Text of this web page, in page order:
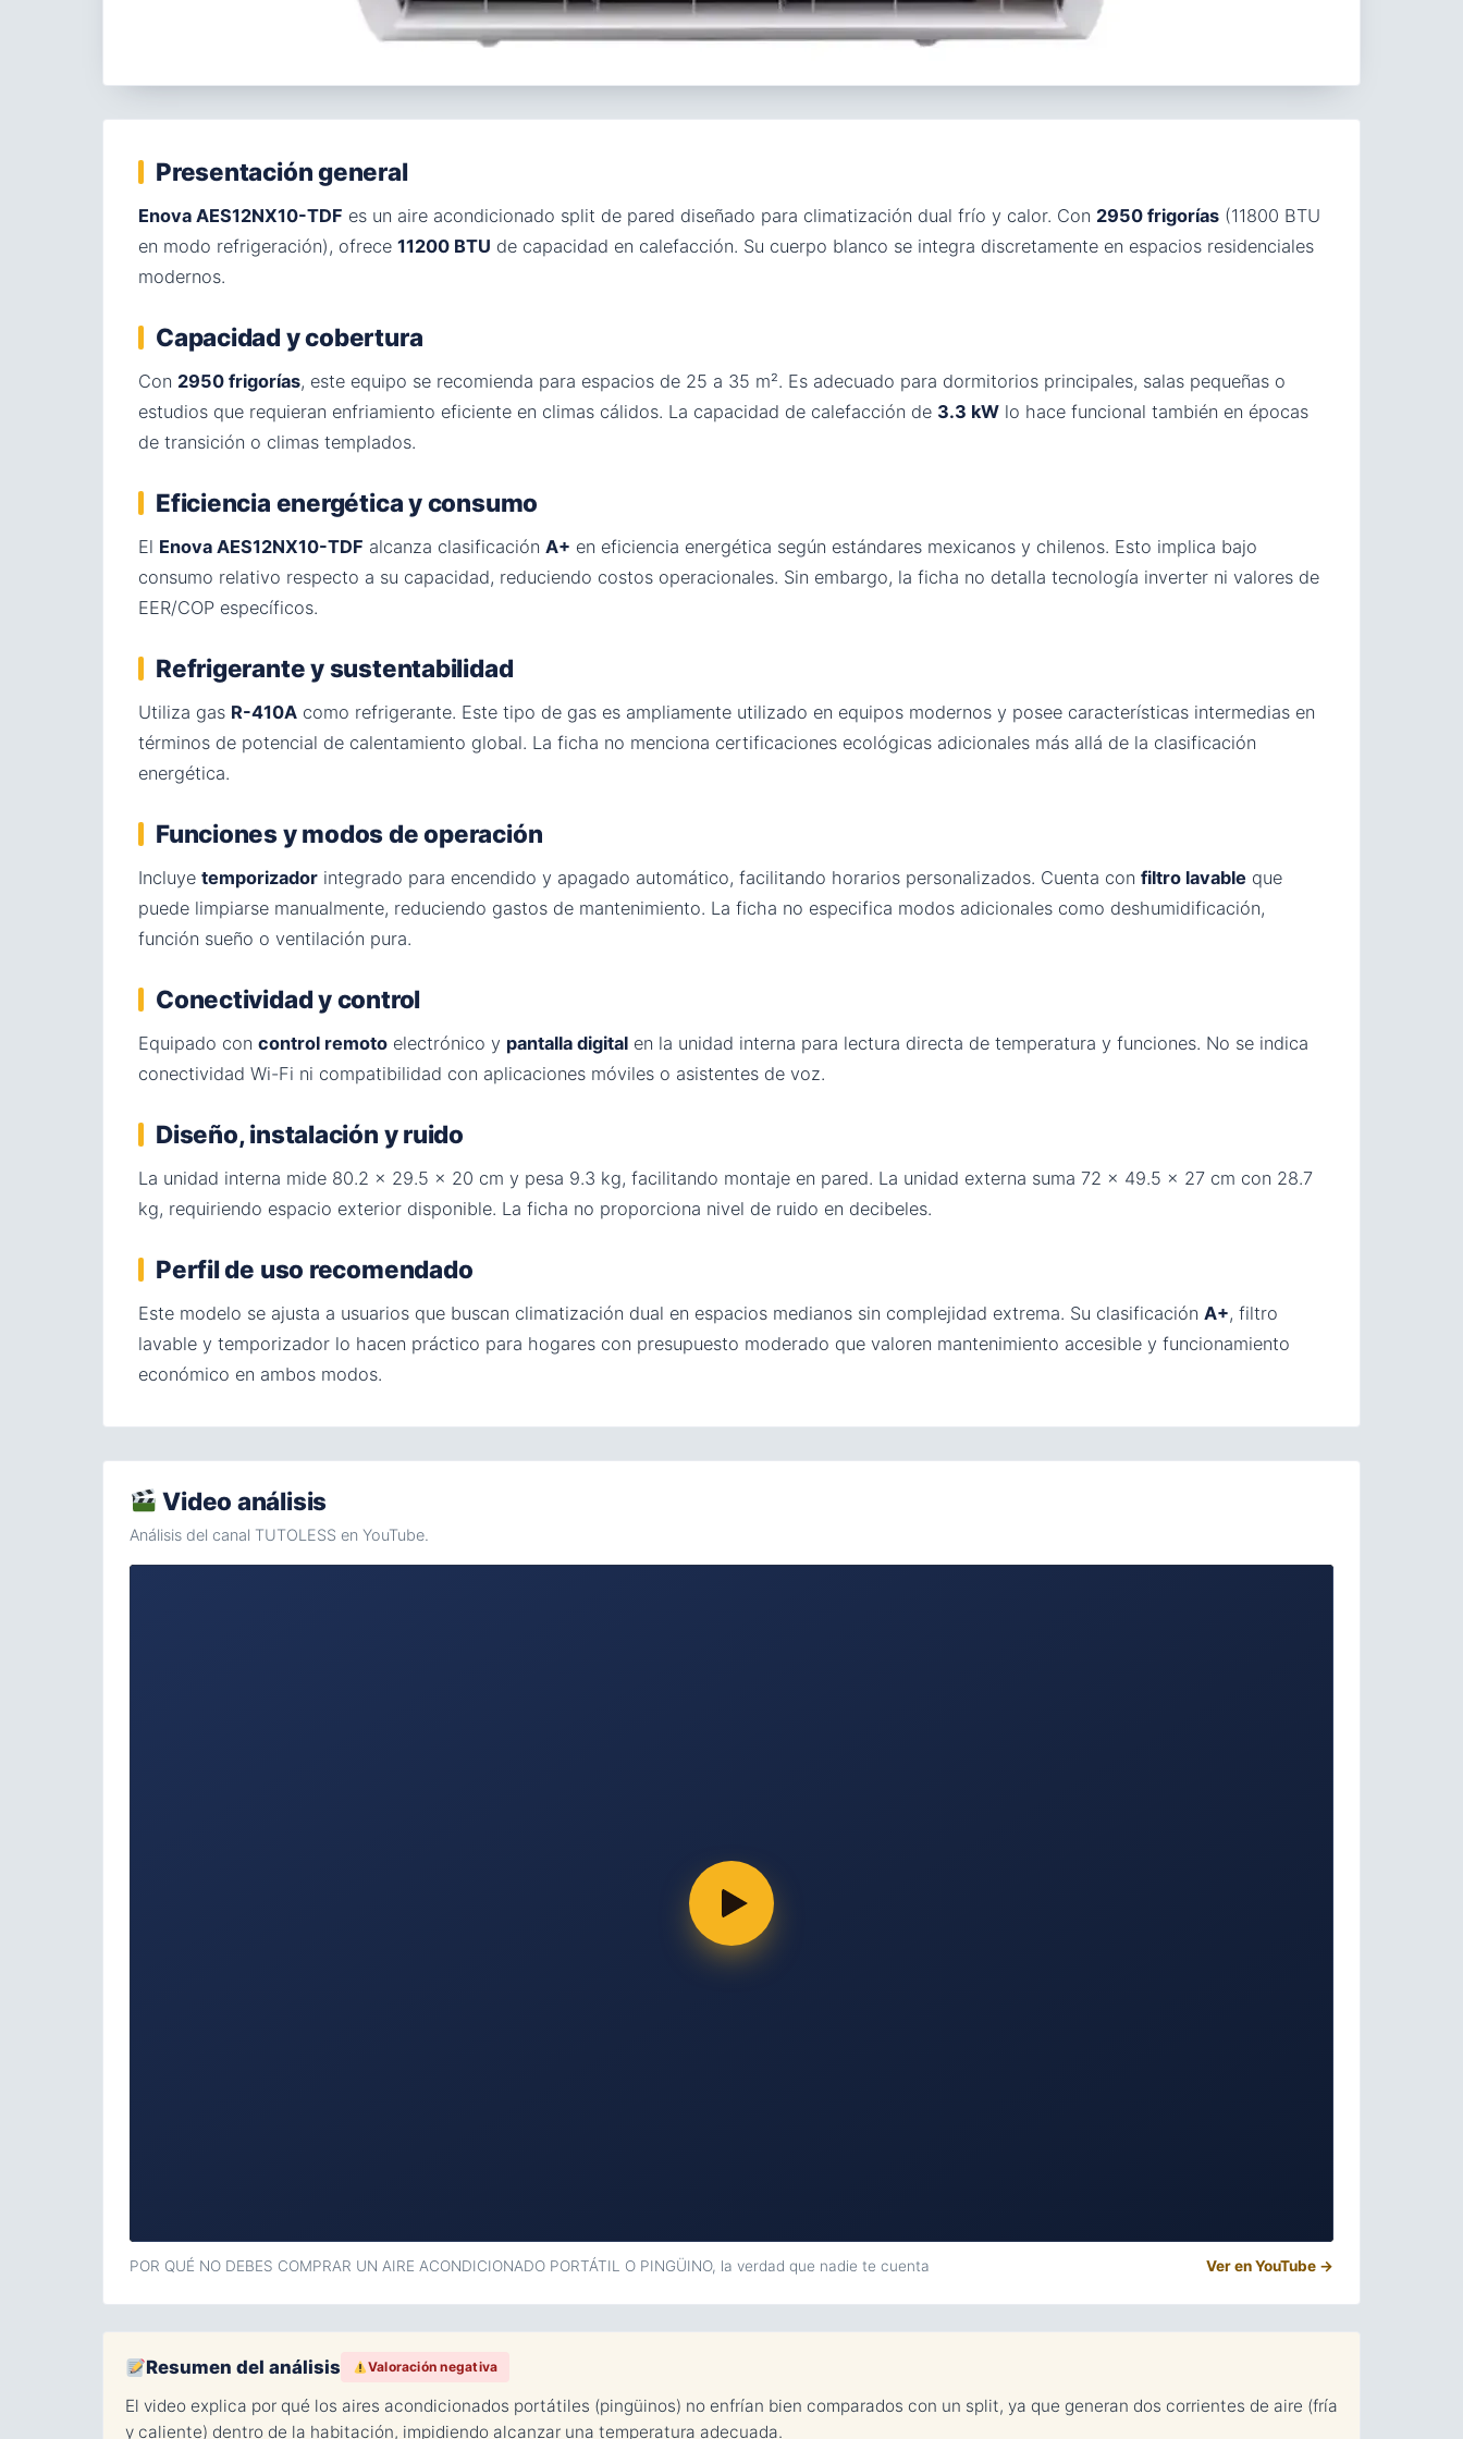
Presentación general
Enova AES12NX10-TDF es un aire acondicionado split de pared diseñado para climatización dual frío y calor. Con 2950 frigorías (11800 BTU
en modo refrigeración), ofrece 11200 BTU de capacidad en calefacción. Su cuerpo blanco se integra discretamente en espacios residenciales
modernos.
Capacidad y cobertura
Con 2950 frigorías, este equipo se recomienda para espacios de 25 a 35 m². Es adecuado para dormitorios principales, salas pequeñas o
estudios que requieran enfriamiento eficiente en climas cálidos. La capacidad de calefacción de 3.3 kW lo hace funcional también en épocas
de transición o climas templados.
Eficiencia energética y consumo
El Enova AES12NX10-TDF alcanza clasificación A+ en eficiencia energética según estándares mexicanos y chilenos. Esto implica bajo
consumo relativo respecto a su capacidad, reduciendo costos operacionales. Sin embargo, la ficha no detalla tecnología inverter ni valores de
EER/COP específicos.
Refrigerante y sustentabilidad
Utiliza gas R-410A como refrigerante. Este tipo de gas es ampliamente utilizado en equipos modernos y posee características intermedias en
términos de potencial de calentamiento global. La ficha no menciona certificaciones ecológicas adicionales más allá de la clasificación
energética.
Funciones y modos de operación
Incluye temporizador integrado para encendido y apagado automático, facilitando horarios personalizados. Cuenta con filtro lavable que
puede limpiarse manualmente, reduciendo gastos de mantenimiento. La ficha no especifica modos adicionales como deshumidificación,
función sueño o ventilación pura.
Conectividad y control
Equipado con control remoto electrónico y pantalla digital en la unidad interna para lectura directa de temperatura y funciones. No se indica
conectividad Wi-Fi ni compatibilidad con aplicaciones móviles o asistentes de voz.
Diseño, instalación y ruido
La unidad interna mide 80.2 × 29.5 × 20 cm y pesa 9.3 kg, facilitando montaje en pared. La unidad externa suma 72 × 49.5 × 27 cm con 28.7
kg, requiriendo espacio exterior disponible. La ficha no proporciona nivel de ruido en decibeles.
Perfil de uso recomendado
Este modelo se ajusta a usuarios que buscan climatización dual en espacios medianos sin complejidad extrema. Su clasificación A+, filtro
lavable y temporizador lo hacen práctico para hogares con presupuesto moderado que valoren mantenimiento accesible y funcionamiento
económico en ambos modos.
Video análisis
Análisis del canal TUTOLESS en YouTube.
POR QUÉ NO DEBES COMPRAR UN AIRE ACONDICIONADO PORTÁTIL O PINGÜINO, la verdad que nadie te cuenta Ver en YouTube →
Resumen del análisis Valoración negativa
El video explica por qué los aires acondicionados portátiles (pingüinos) no enfrían bien comparados con un split, ya que generan dos corrientes de aire (fría
y caliente) dentro de la habitación, impidiendo alcanzar una temperatura adecuada.